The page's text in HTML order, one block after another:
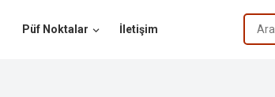
Püf Noktalar İletişim